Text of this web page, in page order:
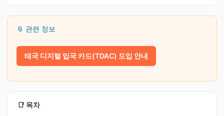
📎 관련 정보
태국 디지털 입국 카드(TDAC) 도입 안내
📑 목차